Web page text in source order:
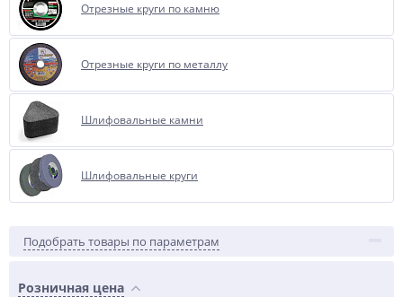
Отрезные круги по камню
Отрезные круги по металлу
Шлифовальные камни
Шлифовальные круги
Подобрать товары по параметрам
Розничная цена